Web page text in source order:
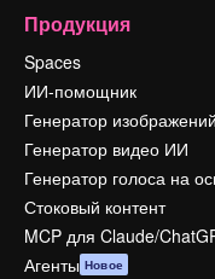
Продукция
Spaces
ИИ-помощник
Генератор
Генератор видео ИИ
Генератор голоса на
Стоковый контент
MCP для Claude/
Агенты Новое